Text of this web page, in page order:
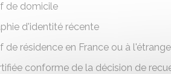
de domicile
d'identité récente
de résidence en France ou à
conforme de la décision de